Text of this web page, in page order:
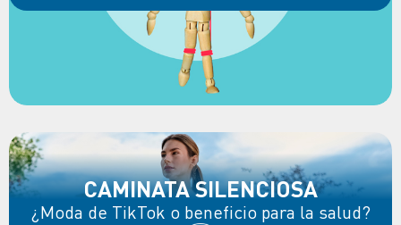
CAMINATA SILENCIOSA
¿Moda de TikTok o beneficio para la salud?